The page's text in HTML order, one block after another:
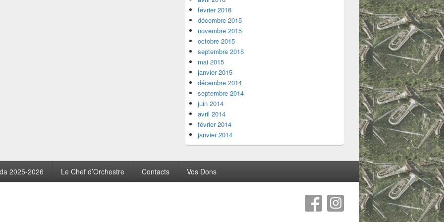
février 2016
décembre 2015
novembre 2015
octobre 2015
septembre 2015
mai 2015
janvier 2015
décembre 2014
septembre 2014
juin 2014
avril 2014
février 2014
janvier 2014
2025-2026 Le Chef d’Orchestre Contacts Vos Dons